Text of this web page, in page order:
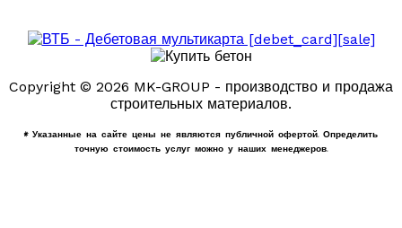
Copyright © 2026 MK-GROUP - производство и продажа
строительных материалов.
* Указанные на сайте цены не являются публичной офертой. Определить
точную стоимость услуг можно у наших менеджеров.